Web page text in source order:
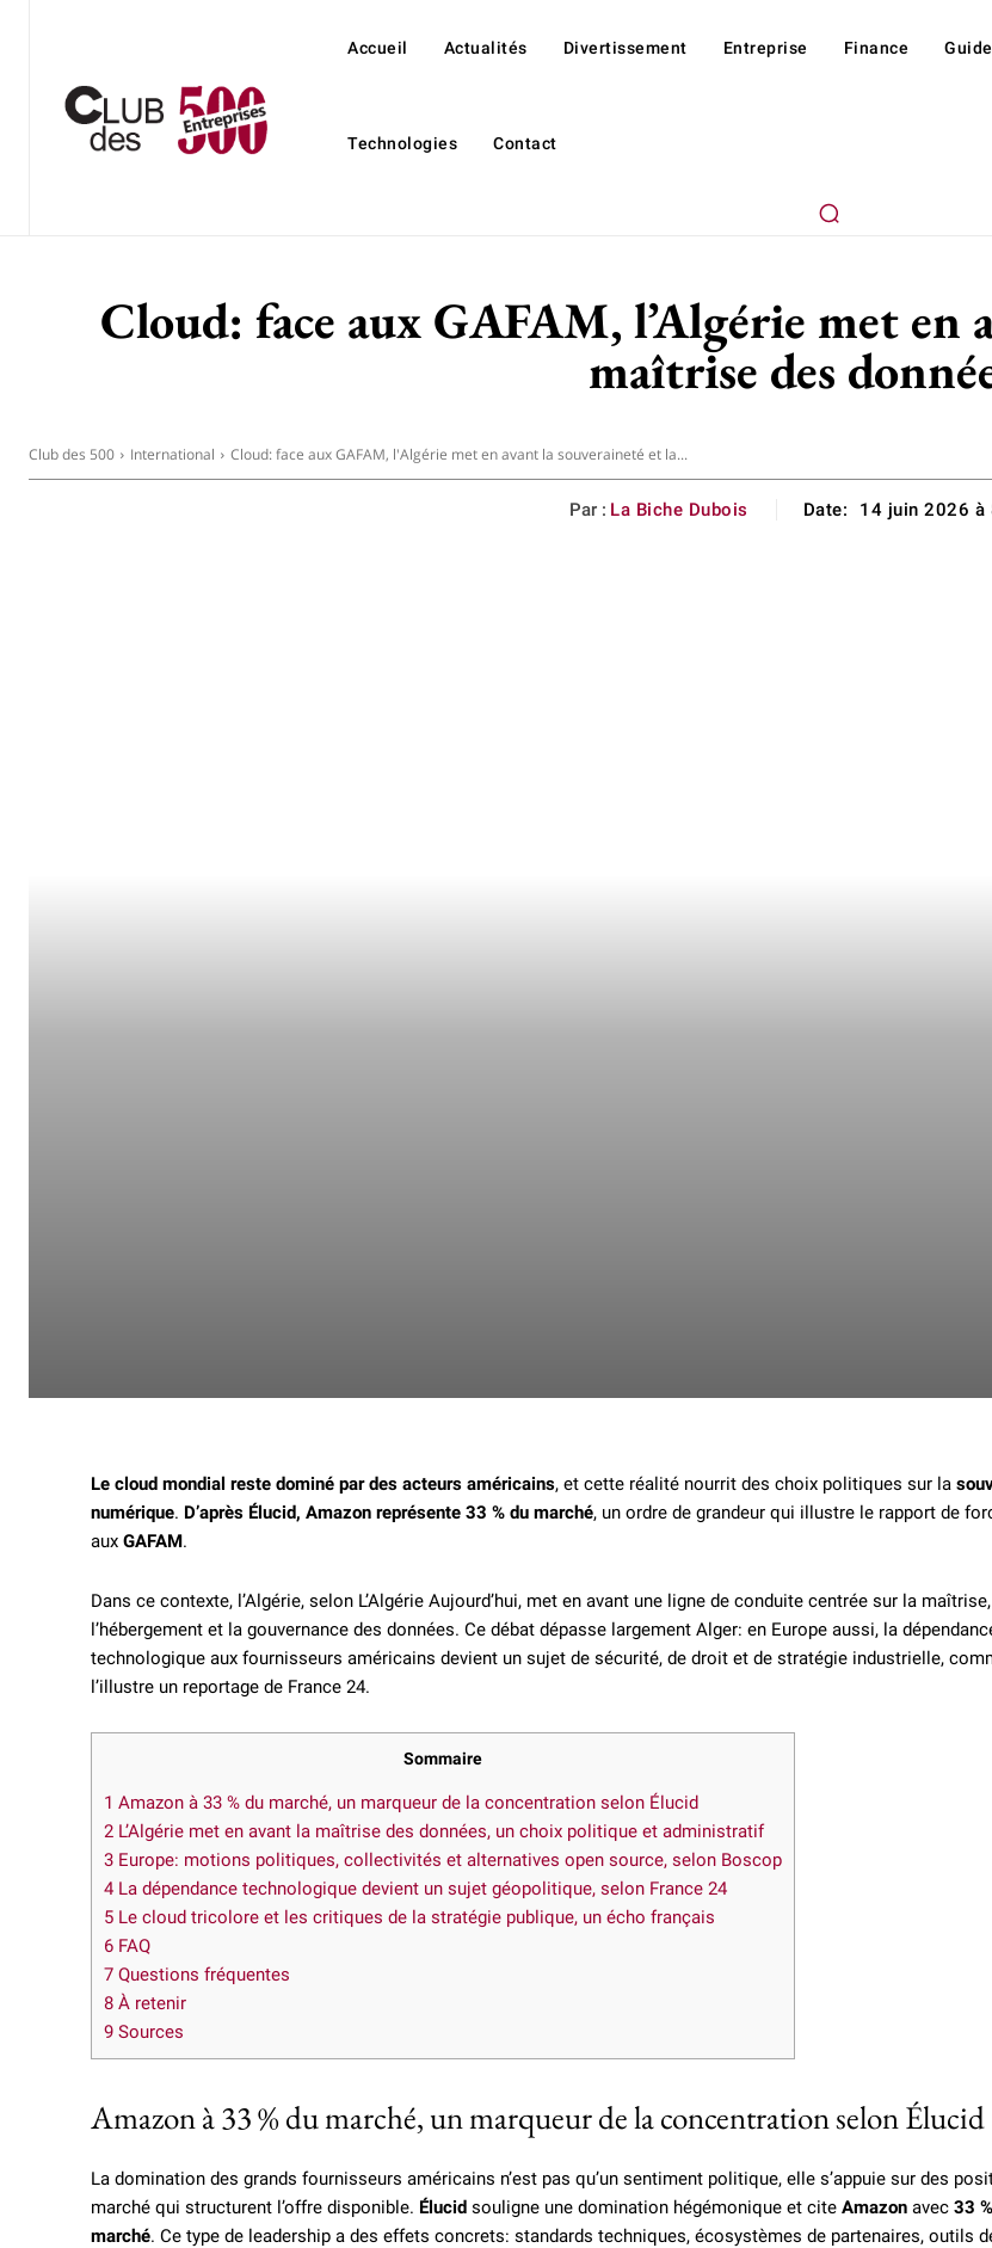
Accueil Actualités Divertissement Entreprise Finance Guide
Technologies Contact
Cloud: face aux GAFAM, l’Algérie met en
maîtrise des
Club des 500 International Cloud: face aux GAFAM, l'Algérie met en avant la souveraineté et la...
Par : La Biche Dubois Date: 14 juin 2026 à
Le cloud mondial reste dominé par des acteurs américains, et cette réalité nourrit des choix politiques sur la
numérique. D’après Élucid, Amazon représente 33 % du marché, un ordre de grandeur qui illustre le rapport de
aux GAFAM.
Dans ce contexte, l’Algérie, selon L’Algérie Aujourd’hui, met en avant une ligne de conduite centrée sur la maîtrise,
l’hébergement et la gouvernance des données. Ce débat dépasse largement Alger: en Europe aussi, la
technologique aux fournisseurs américains devient un sujet de sécurité, de droit et de stratégie industrielle,
l’illustre un reportage de France 24.
Sommaire
1 Amazon à 33 % du marché, un marqueur de la concentration selon Élucid
2 L’Algérie met en avant la maîtrise des données, un choix politique et administratif
3 Europe: motions politiques, collectivités et alternatives open source, selon Boscop
4 La dépendance technologique devient un sujet géopolitique, selon France 24
5 Le cloud tricolore et les critiques de la stratégie publique, un écho français
6 FAQ
7 Questions fréquentes
8 À retenir
9 Sources
Amazon à 33 % du marché, un marqueur de la concentration selon Élucid
La domination des grands fournisseurs américains n’est pas qu’un sentiment politique, elle s’appuie sur des
marché qui structurent l’offre disponible. Élucid souligne une domination hégémonique et cite Amazon avec 33
marché. Ce type de leadership a des effets concrets: standards techniques, écosystèmes de partenaires, outils